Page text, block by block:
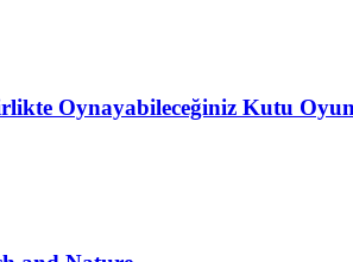
Oynayabileceğiniz Kutu